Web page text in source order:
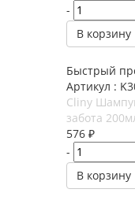
-
В корзину
Быстрый
Артикул :
Cliny
забота
576₽
-
В корзину